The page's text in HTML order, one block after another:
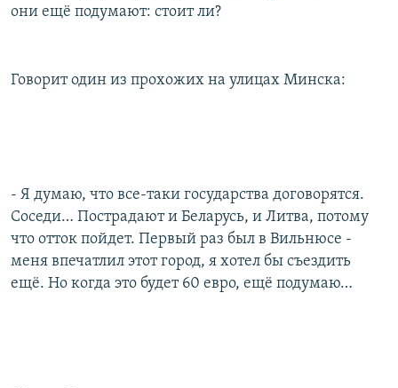
они ещё подумают: стоит ли?
Говорит один из прохожих на улицах Минска:
- Я думаю, что все-таки государства договорятся.
Соседи… Пострадают и Беларусь, и Литва, потому
что отток пойдет. Первый раз был в Вильнюсе -
меня впечатлил этот город, я хотел бы съездить
ещё. Но когда это будет 60 евро, ещё подумаю…